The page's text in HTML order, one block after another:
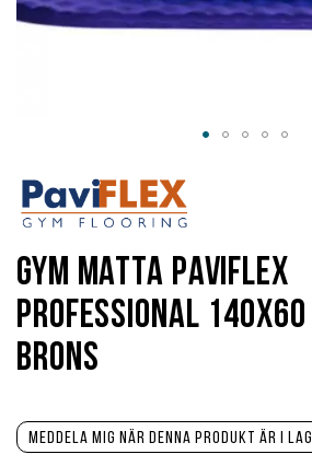
Meddela mig när denna produkt är i
Gym matta PaviFlex
Professional 140x60
brons
till
början
av
bildgalleriet